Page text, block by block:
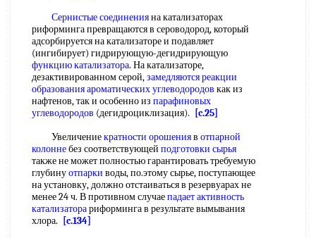
Сернистые соединенияна катализаторах
риформинга превращаются в сероводород, который
адсорбируется на катализаторе и подавляет
(ингибирует) гидрирующую-дегидрирующую
функцию катализатора. На катализаторе,
дезактивированном серой,замедляются реакции
образования ароматических углеводородов как из
нафтенов, так и особенно из парафиновых
углеводородов (дегидроциклизация).
[c.25]
Увеличениекратности орошенияв отпарной
колоннебез соответствующей подготовки сырья
также не может полностью гарантировать требуемую
глубинуотпарки воды, по.этому сырье, поступающее
на установку, должно отстаиваться в резервуарах не
менее 24 ч. В противном случаепадает активность
катализаторариформинга в результате вымывания
хлора.
[c.134]